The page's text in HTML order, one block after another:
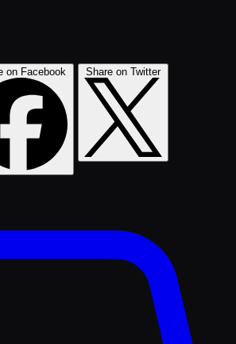
on Facebook Share on Twitter